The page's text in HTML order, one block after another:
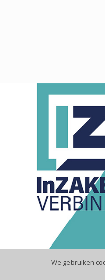
We gebruiken